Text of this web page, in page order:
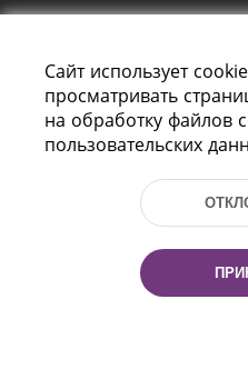
Пр-т Независимости
г. Минск, Республика
Тел.: (+375 17) 368 37
Эл. почта: inbox@nlb.by
Сайт использует
просматривать
на обработку файлов
пользовательских